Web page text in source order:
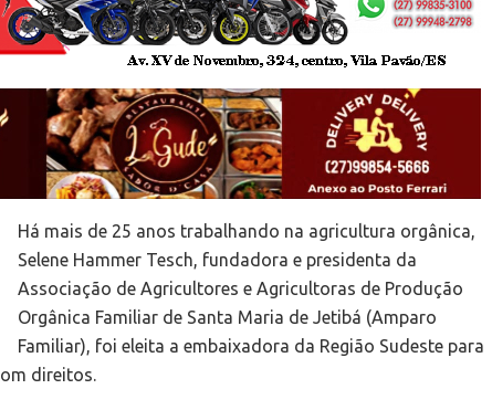
Há mais de 25 anos trabalhando na agricultura orgânica,
Selene Hammer Tesch, fundadora e presidenta da
Associação de Agricultores e Agricultoras de Produção
Orgânica Familiar de Santa Maria de Jetibá (Amparo
Familiar), foi eleita a embaixadora da Região Sudeste para
direitos.